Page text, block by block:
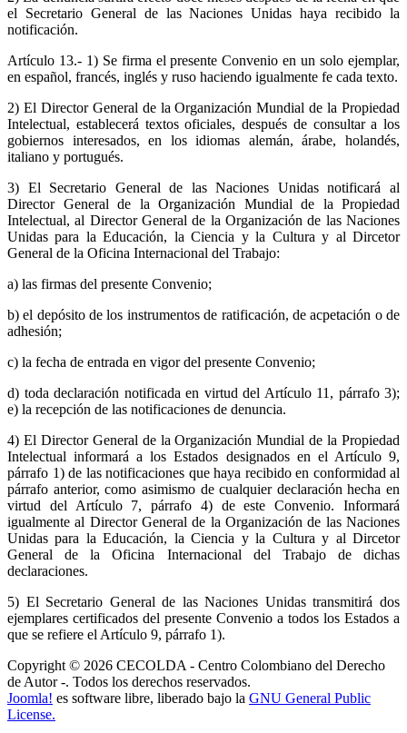
el Secretario General de las Naciones Unidas haya recibido la
notificación.
Artículo 13.- 1) Se firma el presente Convenio en un solo ejemplar,
en español, francés, inglés y ruso haciendo igualmente fe cada texto.
2) El Director General de la Organización Mundial de la Propiedad
Intelectual, establecerá textos oficiales, después de consultar a los
gobiernos interesados, en los idiomas alemán, árabe, holandés,
italiano y portugués.
3) El Secretario General de las Naciones Unidas notificará al
Director General de la Organización Mundial de la Propiedad
Intelectual, al Director General de la Organización de las Naciones
Unidas para la Educación, la Ciencia y la Cultura y al Dircetor
General de la Oficina Internacional del Trabajo:
a) las firmas del presente Convenio;
b) el depósito de los instrumentos de ratificación, de acpetación o de
adhesión;
c) la fecha de entrada en vigor del presente Convenio;
d) toda declaración notificada en virtud del Artículo 11, párrafo 3);
e) la recepción de las notificaciones de denuncia.
4) El Director General de la Organización Mundial de la Propiedad
Intelectual informará a los Estados designados en el Artículo 9,
párrafo 1) de las notificaciones que haya recibido en conformidad al
párrafo anterior, como asimismo de cualquier declaración hecha en
virtud del Artículo 7, párrafo 4) de este Convenio. Informará
igualmente al Director General de la Organización de las Naciones
Unidas para la Educación, la Ciencia y la Cultura y al Dircetor
General de la Oficina Internacional del Trabajo de dichas
declaraciones.
5) El Secretario General de las Naciones Unidas transmitirá dos
ejemplares certificados del presente Convenio a todos los Estados a
que se refiere el Artículo 9, párrafo 1).
Copyright © 2026 CECOLDA - Centro Colombiano del Derecho
de Autor -. Todos los derechos reservados.
Joomla! es software libre, liberado bajo la GNU General Public
License.